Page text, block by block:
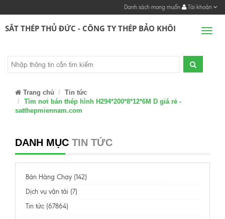
Danh sách mong muốn Tài khoản
SẮT THÉP THỦ ĐỨC - CÔNG TY THÉP BẢO KHÔI
Trang chủ
Tin tức
Tìm nơi bán thép hình H294*200*8*12*6M D giá rẻ -
satthepmiennam.com
DANH MỤC TIN TỨC
Bán Hàng Chạy (142)
Dịch vụ vận tải (7)
Tin tức (67864)